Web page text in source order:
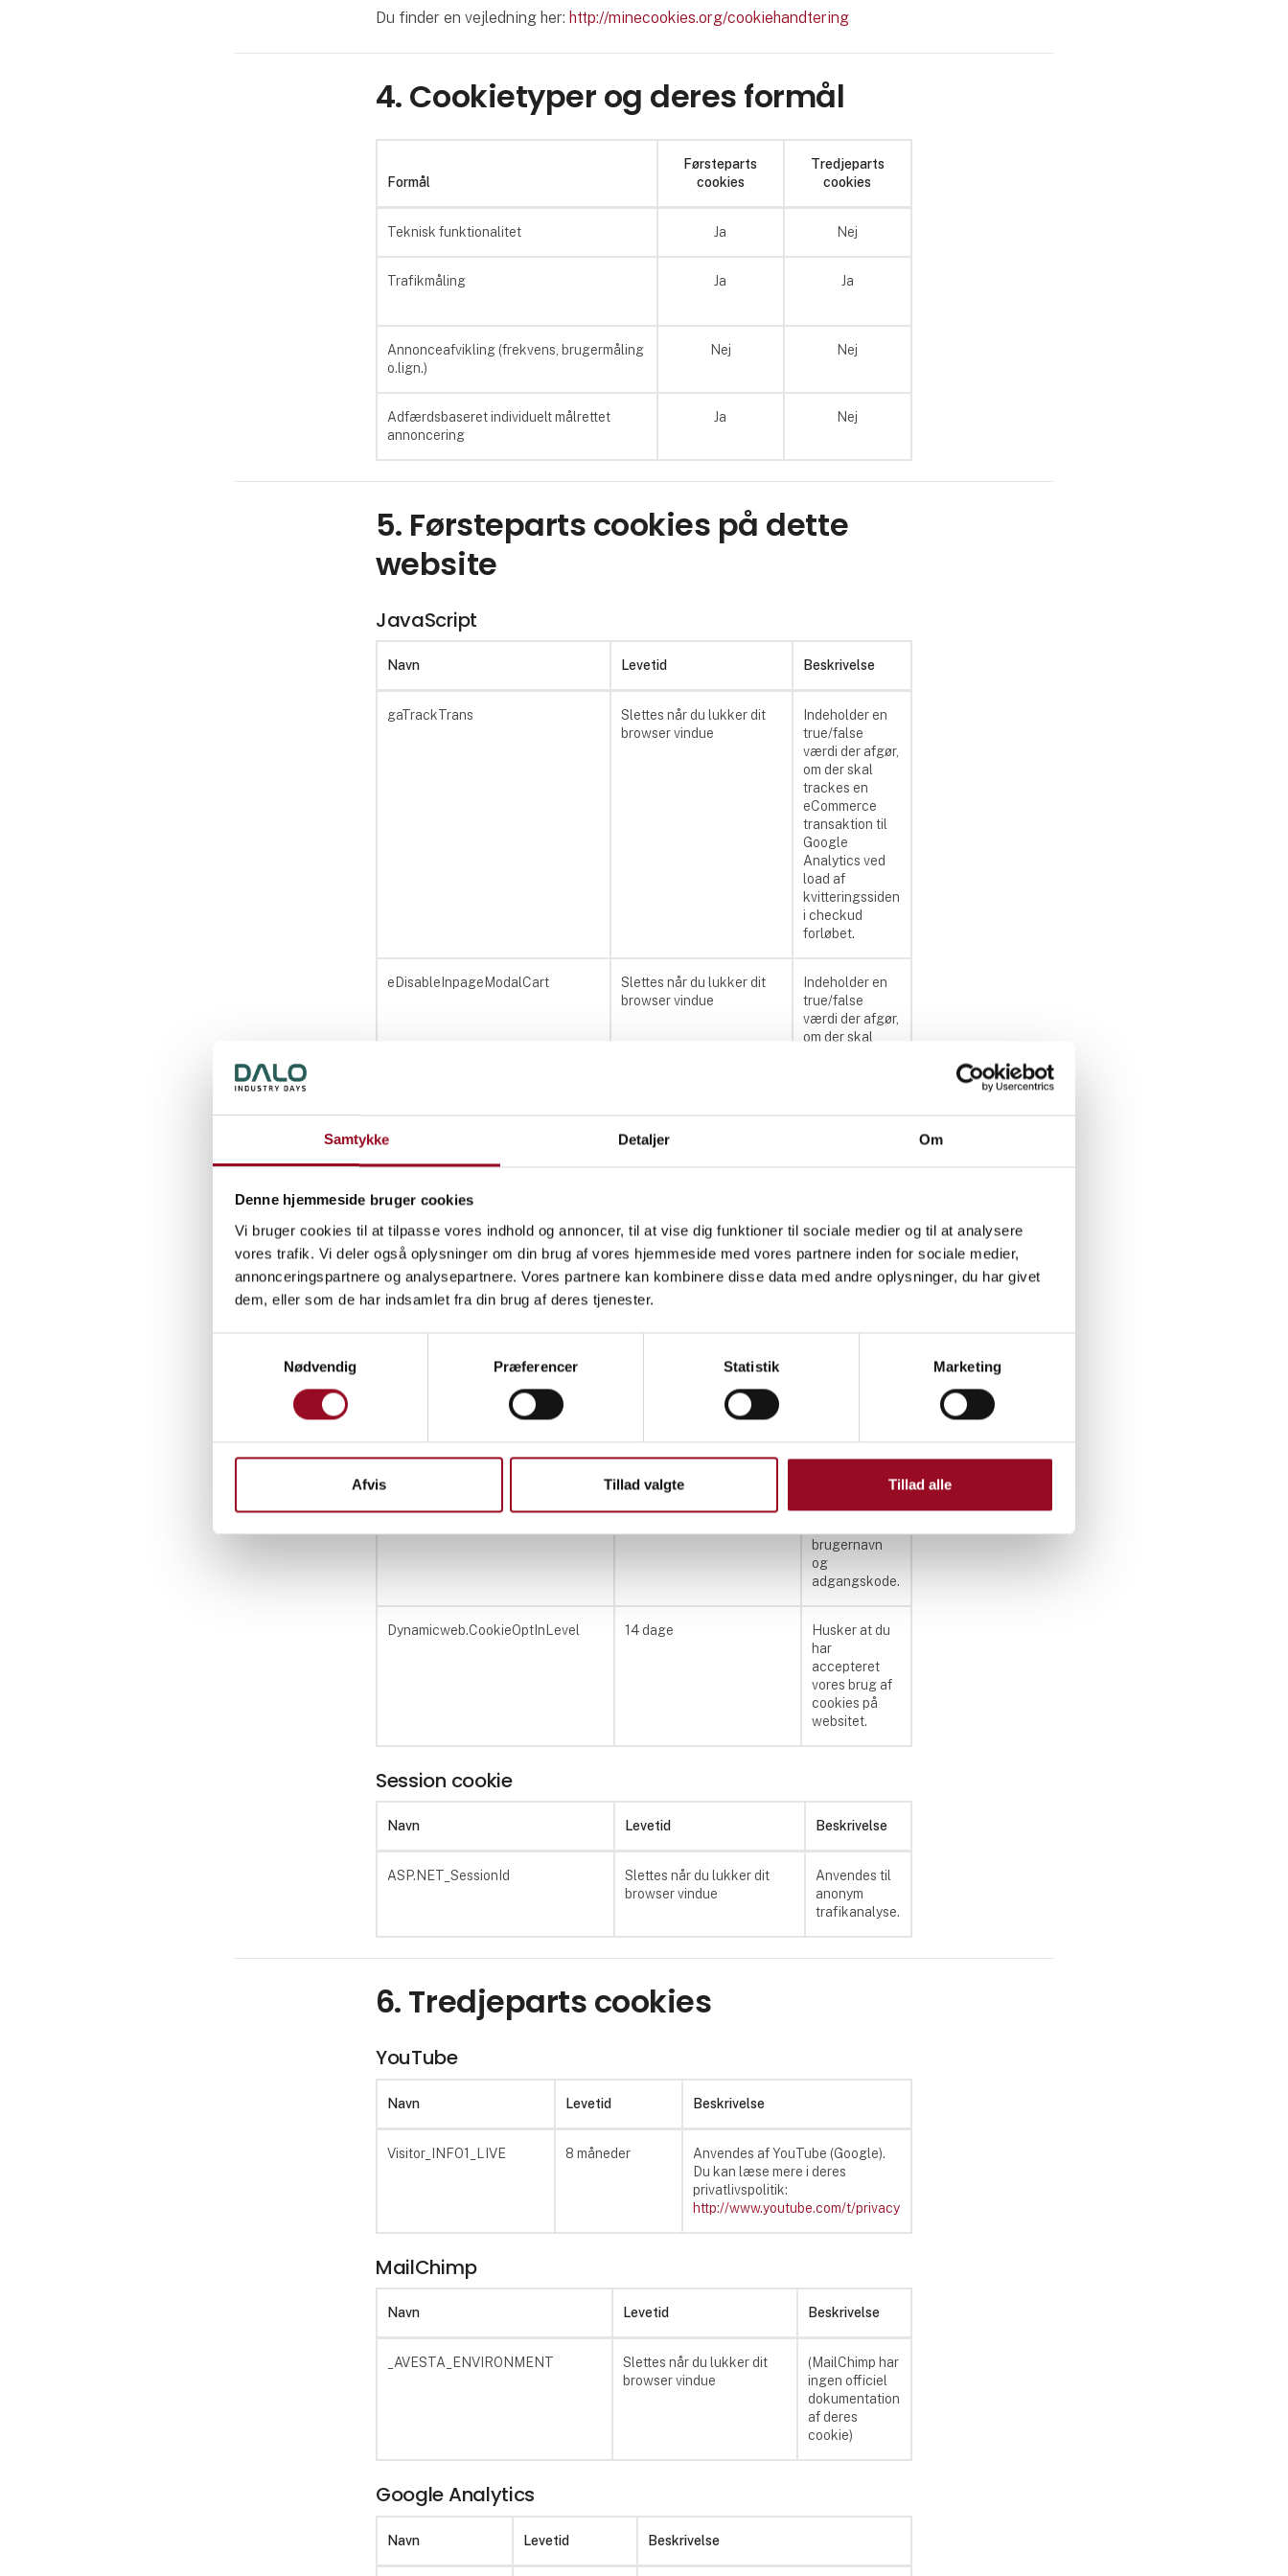
Samtykke Detaljer Om
Denne hjemmeside bruger cookies
Vi bruger cookies til at tilpasse vores indhold og annoncer, til at vise dig funktioner til sociale medier og til at analysere
vores trafik. Vi deler også oplysninger om din brug af vores hjemmeside med vores partnere inden for sociale medier,
annonceringspartnere og analysepartnere. Vores partnere kan kombinere disse data med andre oplysninger, du har givet
dem, eller som de har indsamlet fra din brug af deres tjenester.
Nødvendig
Præferencer Statistik Marketing
Afvis Tillad valgte Tillad alle
Du finder en vejledning her: http://minecookies.org/cookiehandtering
4. Cookietyper og deres formål
Formål
Førsteparts
cookies
Tredjeparts
cookies
Teknisk funktionalitet Ja Nej
Trafikmåling Ja Ja
Annonceafvikling (frekvens, brugermåling
o.lign.)
Nej Nej
Adfærdsbaseret individuelt målrettet
annoncering
Ja Nej
5. Førsteparts cookies på dette
website
JavaScript
Navn Levetid Beskrivelse
gaTrackTrans
Slettes når du lukker dit
browser vindue
Indeholder en
true/false
værdi der afgør,
om der skal
trackes en
eCommerce
transaktion til
Google
Analytics ved
load af
kvitteringssiden
i checkud
forløbet.
eDisableInpageModalCart
Slettes når du lukker dit
browser vindue
Indeholder en
true/false
værdi der afgør,
om der skal
eInpageModalCartID
om et
modalvindue
har været vist.
Dynamicweb
VisitorID og VisitDate
trafikanalyse.
30 dage
Login cookie
som også kan
brugernavn
og
adgangskode.
Dynamicweb.CookieOptInLevel 14 dage
Husker at du
har
accepteret
vores brug af
cookies på
websitet.
Session cookie
Navn Levetid Beskrivelse
ASP.NET_SessionId
Slettes når du lukker dit
browser vindue
Anvendes til
anonym
trafikanalyse.
6. Tredjeparts cookies
YouTube
Navn Levetid Beskrivelse
Visitor_INFO1_LIVE 8 måneder
Anvendes af YouTube (Google).
Du kan læse mere i deres
privatlivspolitik:
http://www.youtube.com/t/privacy
MailChimp
Navn Levetid Beskrivelse
_AVESTA_ENVIRONMENT
Slettes når du lukker dit
browser vindue
(MailChimp har
ingen officiel
dokumentation
af deres
cookie)
Google Analytics
Navn Levetid Beskrivelse